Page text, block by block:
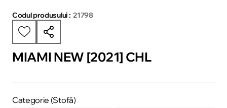
Codul produsului : 21798
MIAMI NEW [2021] CHL
Categorie (Stofă)